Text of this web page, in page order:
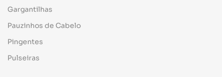
Gargantilhas
Pauzinhos de Cabelo
Pingentes
Pulseiras